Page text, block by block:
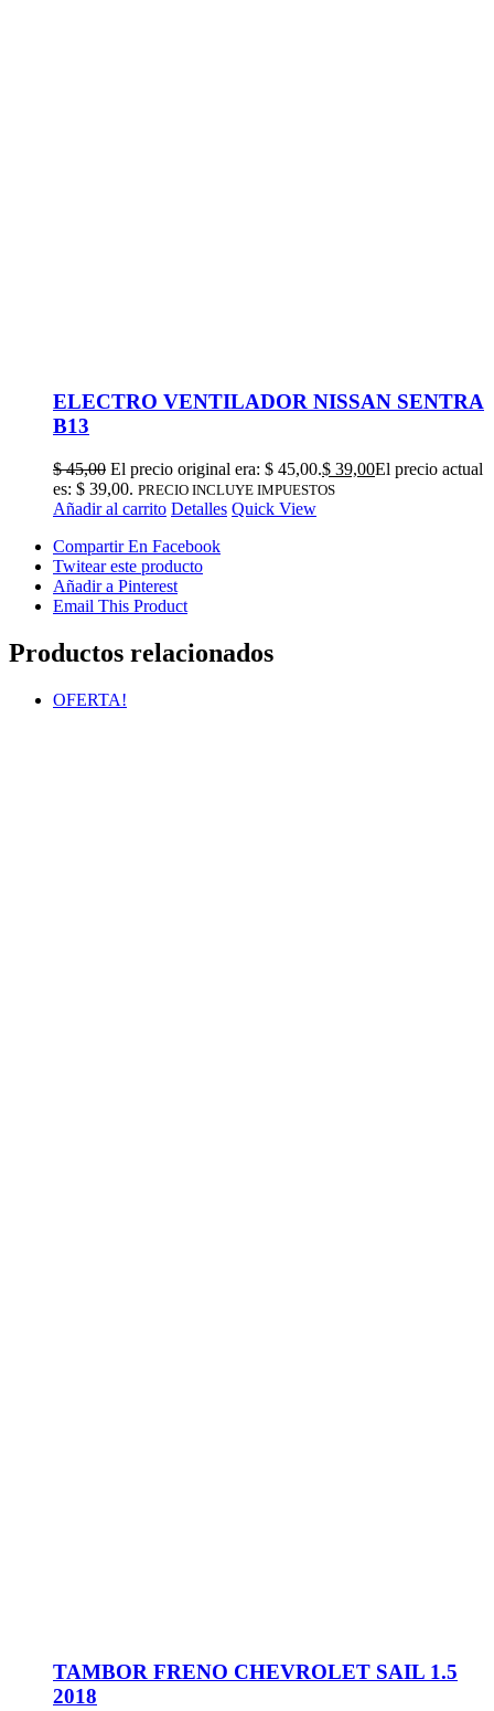
ELECTRO VENTILADOR NISSAN SENTRA
B13
$45,00 El precio original era: $ 45,00.$ 39,00El precio actual
es: $ 39,00. PRECIO INCLUYE IMPUESTOS
Añadir al carrito Detalles Quick View
Compartir En Facebook
Twitear este producto
Añadir a Pinterest
Email This Product
Productos relacionados
OFERTA!
TAMBOR FRENO CHEVROLET SAIL 1.5
2018